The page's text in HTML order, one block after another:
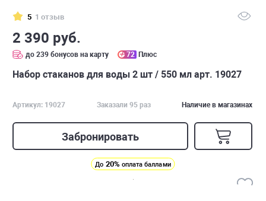
5 1 отзыв
2 390 руб.
до 239 бонусов на карту 72 Плюс
Набор стаканов для воды 2 шт / 550 мл арт. 19027
Артикул: 19027 Заказали 95 раз Наличие в магазинах
Забронировать
До 20% оплата баллами